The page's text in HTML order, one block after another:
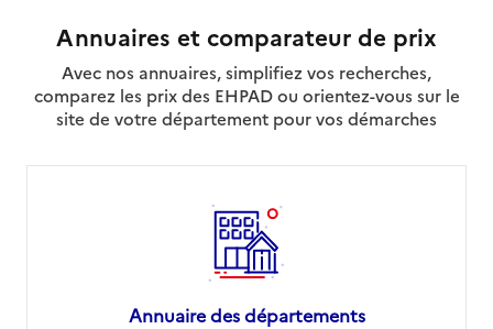
Annuaires et comparateur de prix
Avec nos annuaires, simplifiez vos recherches,
comparez les prix des EHPAD ou orientez-vous sur le
site de votre département pour vos démarches
Annuaire des départements